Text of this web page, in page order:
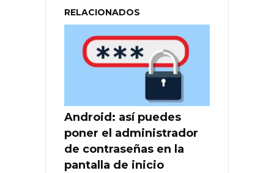
RELACIONADOS
Android: así puedes
poner el administrador
de contraseñas en la
pantalla de inicio